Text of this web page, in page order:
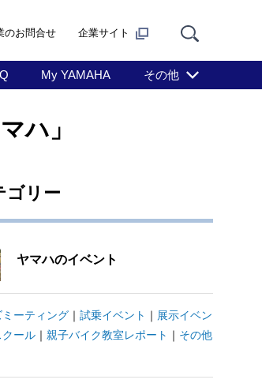
のお問合せ 企業サイト
My YAMAHA その他
ハ」
ゴリー
ヤマハのイベント
ーティング｜ 試乗イベント ｜ 展示イベン
ール｜ 親子バイク教室レポート ｜ その他